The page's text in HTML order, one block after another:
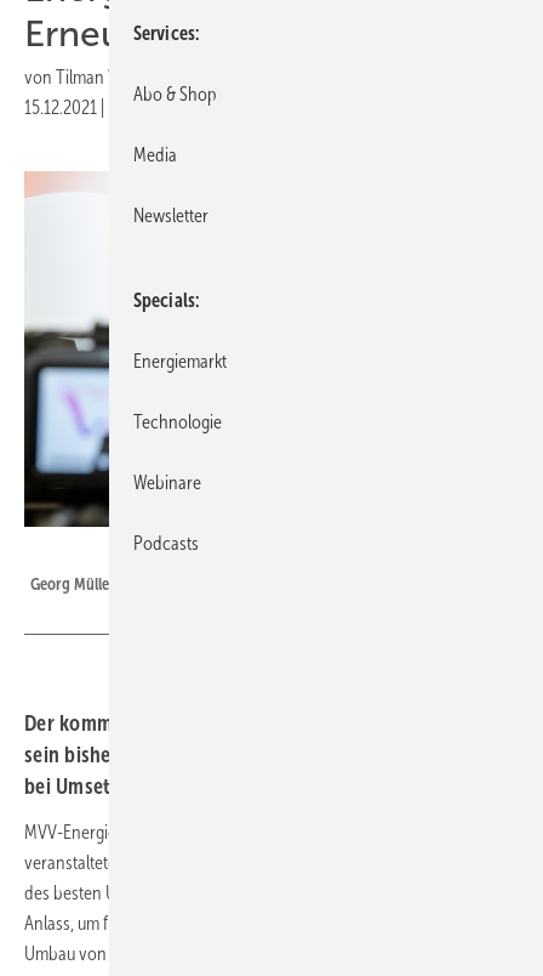
Erneuerbaren
von Tilman Weber
15.12.2021
Druckvorschau
Georg Müller, Vorstandsvorsitzender MVV Energie
Der kommunale Energieversorger MVV Energie bilanziert
sein bisher bestes Ergebnis und ruft „Zeit zum Handeln“
bei Umsetzung der Energiewende aus.
MVV-Energie-Vorstandschef Georg Müller nahm zur digital
veranstalteten Bilanzpressekonferenz am Dienstag die Präsentation
des besten Unternehmensergebnisses der Firmengeschichte zum
Anlass, um für die 2020-er Jahre einen konsequenten Auf- und
Umbau von Anlagen und Infrastruktur zur Energiewende in Aussicht
Services
Abo & Shop
Media
Newsletter
Specials
Energiemarkt
Technologie
Webinare
Podcasts